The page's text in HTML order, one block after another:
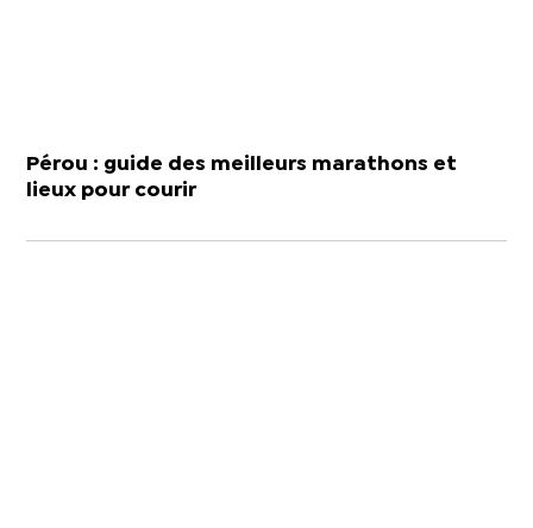
Pérou : guide des meilleurs marathons et
lieux pour courir